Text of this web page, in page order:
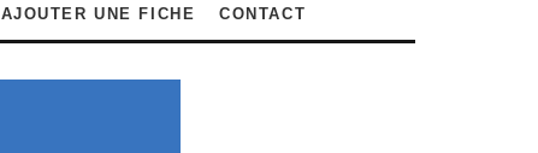
AJOUTER UNE FICHE CONTACT